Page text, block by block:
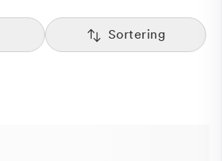
Sortering